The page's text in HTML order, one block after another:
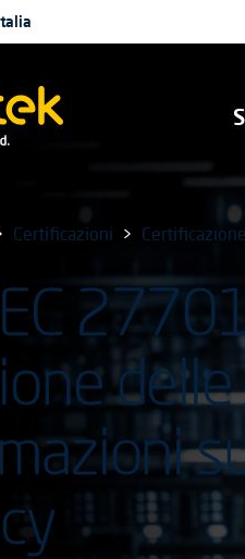
Certificazioni
delle